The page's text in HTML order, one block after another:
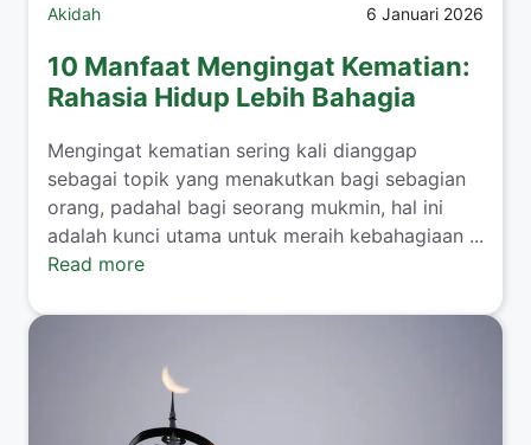
Akidah 6 Januari 2026
10 Manfaat Mengingat Kematian:
Rahasia Hidup Lebih Bahagia
Mengingat kematian sering kali dianggap
sebagai topik yang menakutkan bagi sebagian
orang, padahal bagi seorang mukmin, hal ini
adalah kunci utama untuk meraih kebahagiaan ...
Read more